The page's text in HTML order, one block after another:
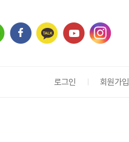
로그인 회원가입